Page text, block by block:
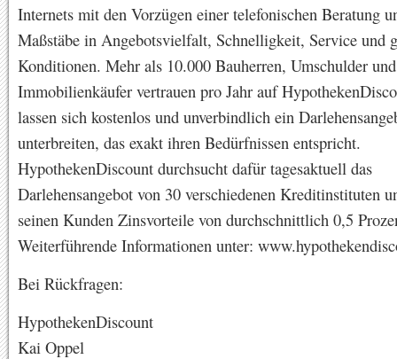
Internets mit den Vorzügen einer telefonischen Beratung
Maßstäbe in Angebotsvielfalt, Schnelligkeit, Service und
Konditionen. Mehr als 10.000 Bauherren, Umschulder und
Immobilienkäufer vertrauen pro Jahr auf
lassen sich kostenlos und unverbindlich ein
unterbreiten, das exakt ihren Bedürfnissen entspricht.
HypothekenDiscount durchsucht dafür tagesaktuell das
Darlehensangebot von 30 verschiedenen Kreditinstituten
seinen Kunden Zinsvorteile von durchschnittlich 0,5
Weiterführende Informationen unter:
Bei Rückfragen:
HypothekenDiscount
Kai Oppel